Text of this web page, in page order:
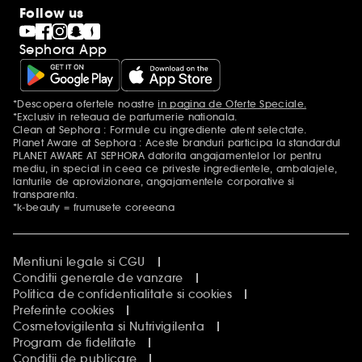
Clean at Sephora
Black Friday la Sephora
Singles' Day la Sephora
Sitemap
Follow us
Sephora App
Mentiuni aditionale
*Descopera ofertele noastrein pagina de Oferte Speciale.
*Exclusiv in reteaua de parfumerie nationala.
Clean at Sephora : Formule cu ingrediente atent selectate.
Planet Aware at Sephora : Aceste branduri participa la standardul
PLANET AWARE AT SEPHORA datorita angajamentelor lor pentru
mediu, in special in ceea ce priveste ingredientele, ambalajele,
lanturile de aprovizionare, angajamentele corporative si
transparenta.
*k-beauty = frumusete coreeana
Mentiuni legale si CGU
Conditii generale de vanzare
Politica de confidentialitate si cookies
Preferinte cookies
Cosmetovigilenta si Nutrivigilenta
Program de fidelitate
Conditii de publicare